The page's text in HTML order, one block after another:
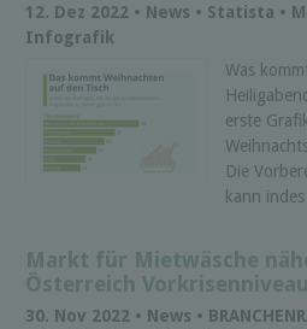
12. Dez 2022 • News • Statista •
Infografik
Was
erste
Die
kann
Markt für Mietwäsche
Österreich Vorkrisenniveau
30. Nov 2022 • News •